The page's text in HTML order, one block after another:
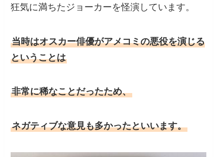
狂気に満ちたジョーカーを怪演しています。
当時はオスカー俳優がアメコミの悪役を演じる
ということは
非常に稀なことだったため、
ネガティブな意見も多かったといいます。